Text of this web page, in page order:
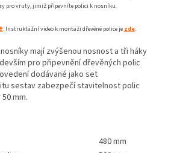
pro vruty, jimiž připevníte polici k nosníku.
. Instruktážní video k montáži dřevěné police je zde.
mají zvýšenou nosnost a tři háky
pro připevnění dřevěných polic
dodávané jako set
sestav zabezpečí stavitelnost polic
mm.
480 mm